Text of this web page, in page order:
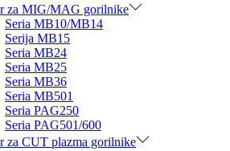
za MIG/MAG gorilnike
Seria MB10/MB14
Serija MB15
Seria MB24
Seria MB25
Seria MB36
Seria MB501
Seria PAG250
Seria PAG501/600
za CUT plazma gorilnike